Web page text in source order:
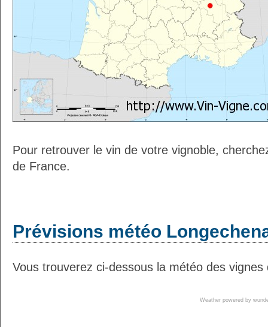
Pour retrouver le vin de votre vignoble,
de France.
Prévisions météo
Vous trouverez ci-dessous la météo des
Weather powered by